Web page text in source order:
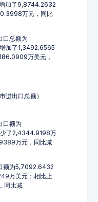
加了9,8744.2632
万元，同比
口总额为
加了1,3492.6565
万美元，
进出口总额）
口额为
了2,4344.9198万
万元，同比减
额为5,7092.6432
万美元；相比上
同比减